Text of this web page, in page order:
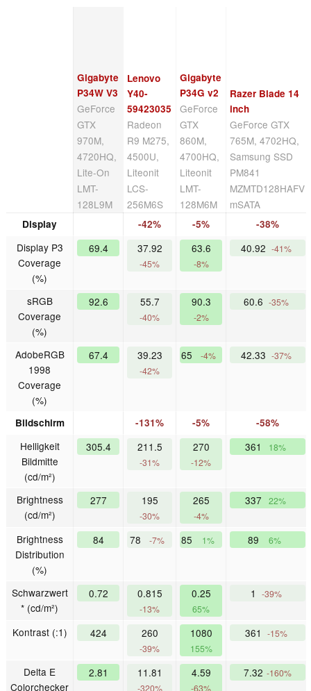
Gigabyte
P34W V3
GeForce
GTX
970M,
4720HQ,
Lite-On
LMT-
128L9M
Lenovo
Y40-
59423035
Radeon
R9 M275,
4500U,
Liteonit
LCS-
256M6S
Gigabyte
P34G v2
GeForce
GTX
860M,
4700HQ,
Liteonit
LMT-
128M6M
Razer Blade 14
inch
GeForce GTX
765M, 4702HQ,
Samsung SSD
PM841
MZMTD128HAFV
mSATA
Display -42% -5% -38%
Display P3
Coverage
(%)
69.4 37.92
-45%
63.6
-8%
40.92 -41%
sRGB
Coverage
(%)
92.6 55.7
-40%
90.3
-2%
60.6 -35%
AdobeRGB
1998
Coverage
(%)
67.4 39.23
-42%
65 -4% 42.33 -37%
Bildschirm -131% -5% -58%
Helligkeit
Bildmitte
(cd/m²)
305.4 211.5
-31%
270
-12%
361 18%
Brightness
(cd/m²)
277 195
-30%
265
-4%
337 22%
Brightness
Distribution
(%)
84 78 -7% 85 1% 89 6%
Schwarzwert
* (cd/m²)
0.72 0.815
-13%
0.25
65%
1 -39%
Kontrast (:1) 424 260
-39%
1080
155%
361 -15%
Delta E
Colorchecker
2.81 11.81
-320%
4.59
-63%
7.32 -160%